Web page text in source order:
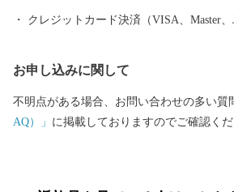
受けましたが復興に向けて歩みを進める気
クレジットカード決済（VISA、Master、
お申し込みに関して
不明点がある場合、お問い合わせの多い質
AQ）」 に掲載しておりますのでご確認くだ